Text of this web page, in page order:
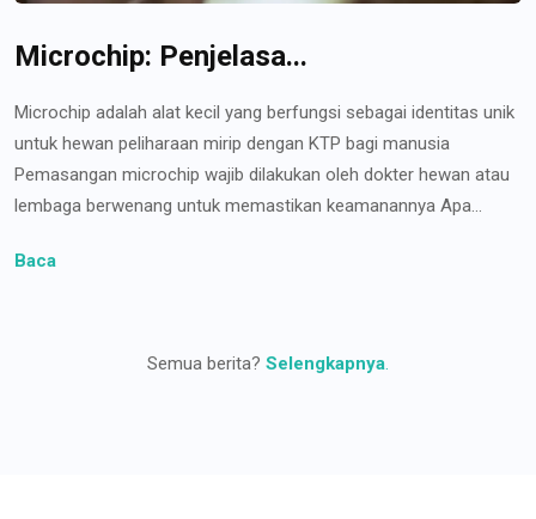
Microchip: Penjelasa...
Microchip adalah alat kecil yang berfungsi sebagai identitas unik
untuk hewan peliharaan mirip dengan KTP bagi manusia
Pemasangan microchip wajib dilakukan oleh dokter hewan atau
lembaga berwenang untuk memastikan keamanannya Apa...
Baca
Semua berita? Selengkapnya